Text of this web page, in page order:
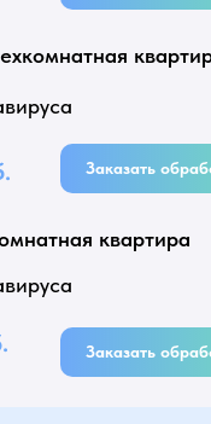
Заказать
Заказать
квартира